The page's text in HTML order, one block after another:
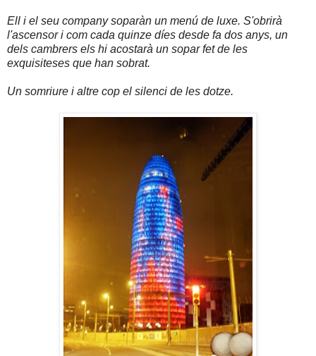
Ell i el seu company soparàn un menú de luxe. S'obrirà
l'ascensor i com cada quinze díes desde fa dos anys, un
dels cambrers els hi acostarà un sopar fet de les
exquisiteses que han sobrat.
Un somriure i altre cop el silenci de les dotze.